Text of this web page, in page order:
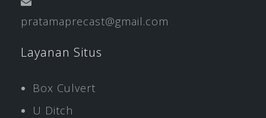
pratamaprecast@gmail.com
Layanan Situs
Box Culvert
U Ditch